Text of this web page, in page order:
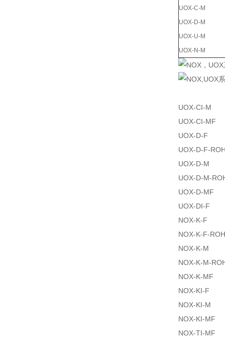
UOX-C-M
UOX-D-M
UOX-U-M
UOX-N-M
UOX-CI-M
UOX-CI-MF
UOX-D-F
UOX-D-F-
UOX-D-M
UOX-D-M-
UOX-D-MF
UOX-DI-F
NOX-K-F
NOX-K-F-
NOX-K-M
NOX-K-M-
NOX-K-MF
NOX-KI-F
NOX-KI-M
NOX-KI-MF
NOX-TI-MF